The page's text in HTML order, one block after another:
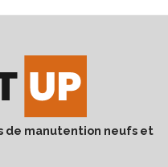
de manutention neufs et